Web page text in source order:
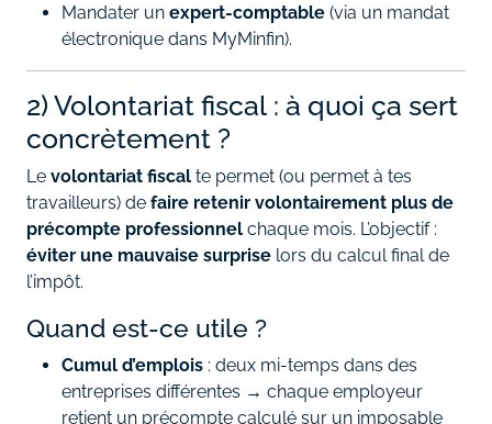
Mandater un expert‑comptable (via un mandat
électronique dans MyMinfin).
2) Volontariat fiscal : à quoi ça sert
concrètement ?
Le volontariat fiscal te permet (ou permet à tes
travailleurs) de faire retenir volontairement plus de
précompte professionnel chaque mois. L’objectif :
éviter une mauvaise surprise lors du calcul final de
l’impôt.
Quand est‑ce utile ?
Cumul d’emplois : deux mi‑temps dans des
entreprises différentes → chaque employeur
retient un précompte calculé sur un imposable